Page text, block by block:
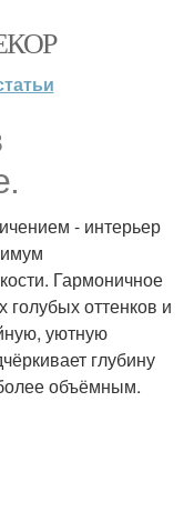
- интерьер
Гармоничное
голубых оттенков и
уютную
глубину
объёмным.